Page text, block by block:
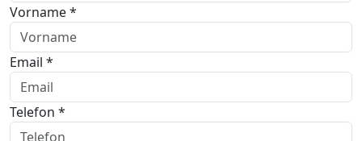
Vorname *
Email *
Telefon *